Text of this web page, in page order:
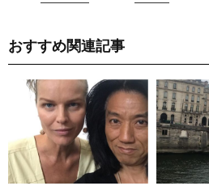
おすすめ関連記事